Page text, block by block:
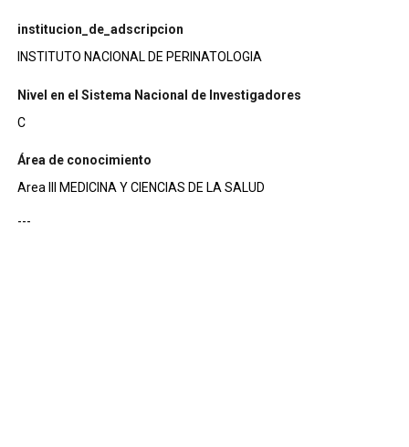
institucion_de_adscripcion
INSTITUTO NACIONAL DE PERINATOLOGIA
Nivel en el Sistema Nacional de Investigadores
C
Área de conocimiento
Area III MEDICINA Y CIENCIAS DE LA SALUD
---